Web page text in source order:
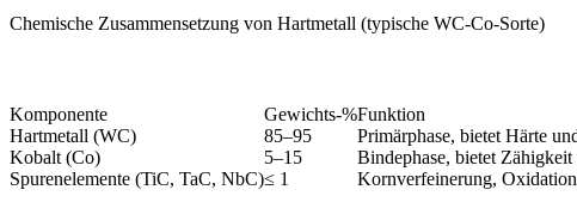
Chemische Zusammensetzung von Hartmetall (typische WC-Co-Sorte)
Komponente Gewichts-%Funktion
Hartmetall (WC)
85–95
Primärphase, bietet Härte
Kobalt (Co)
5–15
Bindephase, bietet
Spurenelemente (TiC, TaC, NbC)≤ 1 Kornverfeinerung,